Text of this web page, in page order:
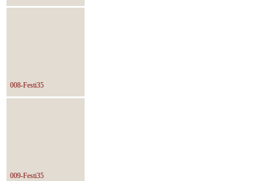
008-Festi35
009-Festi35